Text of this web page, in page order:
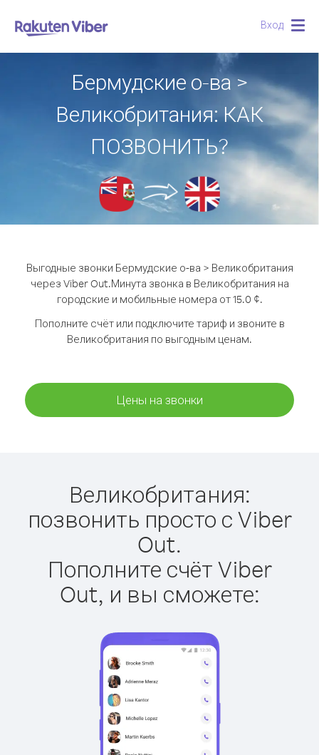
Вход
Бермудские о-ва >
Великобритания: КАК
ПОЗВОНИТЬ?
Выгодные звонки Бермудские о-ва > Великобритания
через Viber Out.Минута звонка в Великобритания на
городские и мобильные номера от 15.0 ¢.
Пополните счёт или подключите тариф и звоните в
Великобритания по выгодным ценам.
Цены на звонки
Великобритания:
позвонить просто с Viber
Out.
Пополните счёт Viber
Out, и вы сможете: